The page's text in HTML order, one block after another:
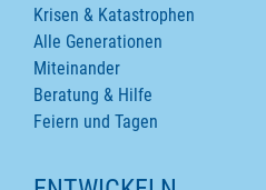
Krisen & Katastrophen
Alle Generationen
Miteinander
Beratung & Hilfe
Feiern und Tagen